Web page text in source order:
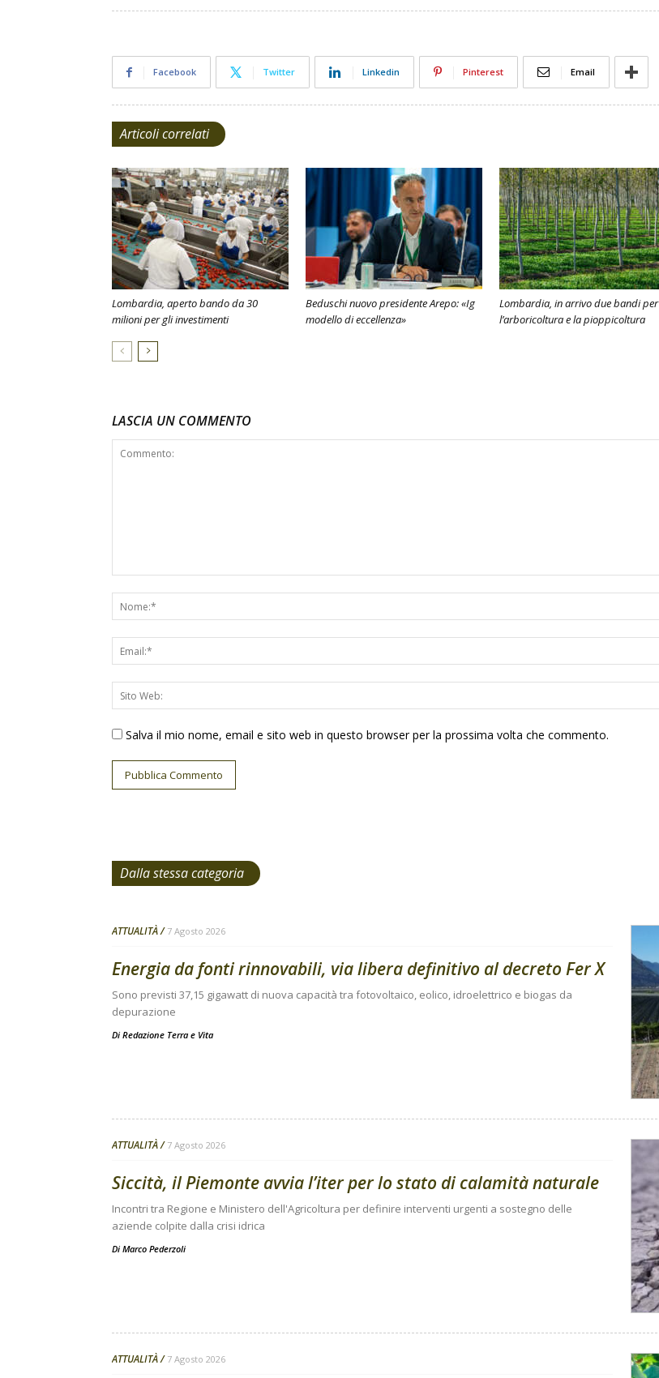
Facebook Twitter Linkedin Pinterest Email
Articoli correlati
Lombardia, aperto bando da 30
milioni per gli investimenti
Beduschi nuovo presidente Arepo: «Ig
modello di eccellenza»
Lombardia, in arrivo due bandi per
l’arboricoltura e la pioppicoltura
LASCIA UN COMMENTO
Salva il mio nome, email e sito web in questo browser per la prossima volta che commento.
Dalla stessa categoria
ATTUALITÀ 7 Agosto 2026
Energia da fonti rinnovabili, via libera definitivo al decreto Fer X
Sono previsti 37,15 gigawatt di nuova capacità tra fotovoltaico, eolico, idroelettrico e biogas da
depurazione
Di Redazione Terra e Vita
ATTUALITÀ 7 Agosto 2026
Siccità, il Piemonte avvia l’iter per lo stato di calamità naturale
Incontri tra Regione e Ministero dell'Agricoltura per definire interventi urgenti a sostegno delle
aziende colpite dalla crisi idrica
Di Marco Pederzoli
ATTUALITÀ 7 Agosto 2026